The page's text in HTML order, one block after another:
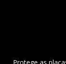
Protege as